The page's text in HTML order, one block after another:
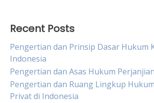
Recent Posts
Pengertian dan Prinsip Dasar Hukum
Indonesia
Pengertian dan Asas Hukum
Pengertian dan Ruang Lingkup
Privat di Indonesia